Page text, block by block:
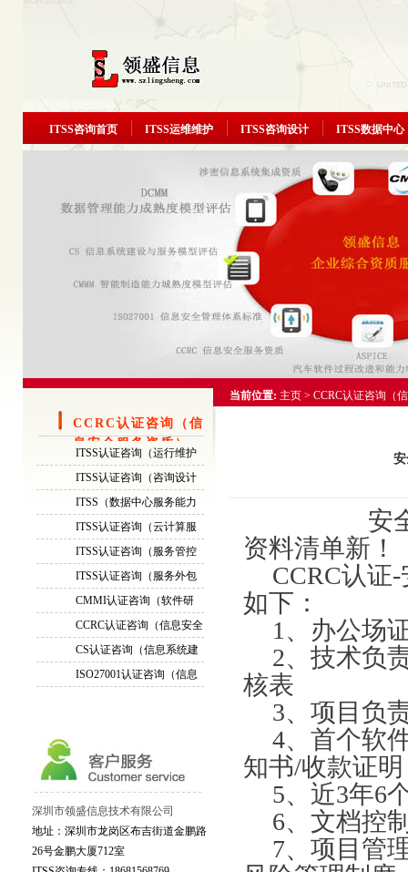
ITSS咨询首页 ITSS运维维护 ITSS咨询设计 ITSS数据中心
当前位置: 主页 > CCRC认证咨询（
CCRC认证咨询（信
息安全服务资质）
ITSS认证咨询（运行维护
服务能力成熟度模型）
ITSS认证咨询（咨询设计
服务能力成熟度模型）
ITSS（数据中心服务能力
成熟度模型）认证咨询
ITSS认证咨询（云计算服
务能力模型）
ITSS认证咨询（服务管控
标准）
ITSS认证咨询（服务外包
标准）
CMMI认证咨询（软件研
发能力成熟度模型评估）
CCRC认证咨询（信息安全
服务资质）
CS认证咨询（信息系统建
设与服务模型评估）
ISO27001认证咨询（信息
深圳市领盛信息技术有限公司
地址：深圳市龙岗区布吉街道金鹏路
26号金鹏大厦712室
通过周期ITSS认证运维模...
正副本证书ITSS认证三级...
ITSS认证证书升级ITS...
ITSS认证资质整改和降级...
ITSS认证证书有效期多久...
安全软
资料清单新！
CCRC认证
如下：
1、办公场
2、技术负
核表
3、项目负
4、首个软
知书/收款证明
5、近3年6
6、文档控
7、项目管